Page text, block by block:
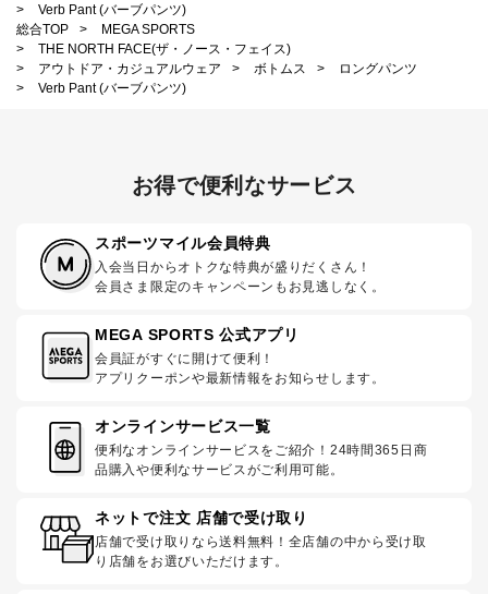
>
Verb Pant (バーブパンツ)
総合TOP
>
MEGA SPORTS
>
THE NORTH FACE(ザ・ノース・フェイス)
>
アウトドア・カジュアルウェア > ボトムス >
ロングパンツ
>
Verb Pant (バーブパンツ)
お得で便利なサービス
スポーツマイル会員特典
入会当日からオトクな特典が盛りだくさん！
会員さま限定のキャンペーンもお見逃しなく。
MEGA SPORTS 公式アプリ
会員証がすぐに開けて便利！
アプリクーポンや最新情報をお知らせします。
オンラインサービス一覧
便利なオンラインサービスをご紹介！24時間365日商
品購入や便利なサービスがご利用可能。
ネットで注文 店舗で受け取り
店舗で受け取りなら送料無料！全店舗の中から受け取
り店舗をお選びいただけます。